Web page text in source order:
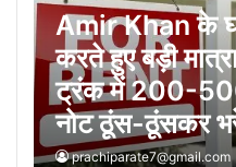
Amir Khan के घर
करते हुए बड़ी
ट्रंक में 200-
नोट ठूंस-ठूंसकर
prachiparate7@gmail.com